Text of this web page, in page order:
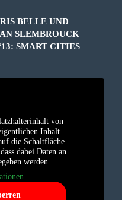
BELLE UND
SLEMBROUCK
SMART CITIES
von
Inhalt
die Schaltfläche
dabei Daten an
werden.